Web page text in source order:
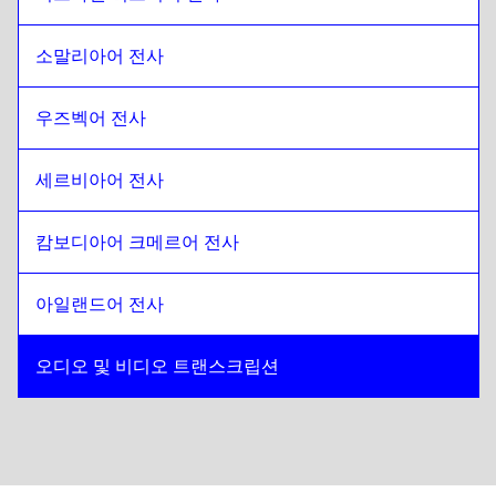
소말리아어 전사
우즈벡어 전사
세르비아어 전사
캄보디아어 크메르어 전사
아일랜드어 전사
오디오 및 비디오 트랜스크립션